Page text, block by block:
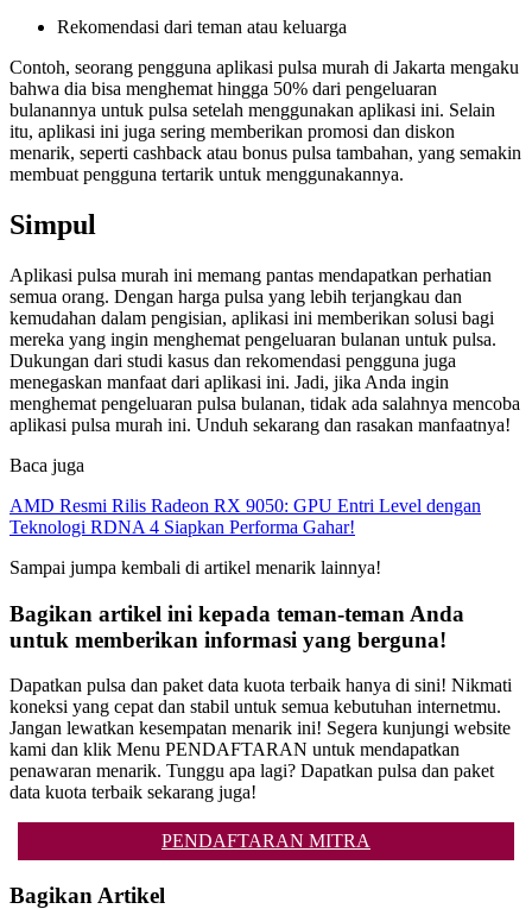
Rekomendasi dari teman atau keluarga
Contoh, seorang pengguna aplikasi pulsa murah di Jakarta mengaku
bahwa dia bisa menghemat hingga 50% dari pengeluaran
bulanannya untuk pulsa setelah menggunakan aplikasi ini. Selain
itu, aplikasi ini juga sering memberikan promosi dan diskon
menarik, seperti cashback atau bonus pulsa tambahan, yang semakin
membuat pengguna tertarik untuk menggunakannya.
Simpul
Aplikasi pulsa murah ini memang pantas mendapatkan perhatian
semua orang. Dengan harga pulsa yang lebih terjangkau dan
kemudahan dalam pengisian, aplikasi ini memberikan solusi bagi
mereka yang ingin menghemat pengeluaran bulanan untuk pulsa.
Dukungan dari studi kasus dan rekomendasi pengguna juga
menegaskan manfaat dari aplikasi ini. Jadi, jika Anda ingin
menghemat pengeluaran pulsa bulanan, tidak ada salahnya mencoba
aplikasi pulsa murah ini. Unduh sekarang dan rasakan manfaatnya!
Baca juga
AMD Resmi Rilis Radeon RX 9050: GPU Entri Level dengan
Teknologi RDNA 4 Siapkan Performa Gahar!
Sampai jumpa kembali di artikel menarik lainnya!
Bagikan artikel ini kepada teman-teman Anda
untuk memberikan informasi yang berguna!
Dapatkan pulsa dan paket data kuota terbaik hanya di sini! Nikmati
koneksi yang cepat dan stabil untuk semua kebutuhan internetmu.
Jangan lewatkan kesempatan menarik ini! Segera kunjungi website
kami dan klik Menu PENDAFTARAN untuk mendapatkan
penawaran menarik. Tunggu apa lagi? Dapatkan pulsa dan paket
data kuota terbaik sekarang juga!
PENDAFTARAN MITRA
Bagikan Artikel